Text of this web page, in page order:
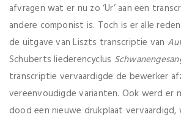
afvragen wat er nu zo ‘Ur’ aan een
andere componist is. Toch is er alle
de uitgave van Liszts transcriptie van
Schuberts liederencyclus
transcriptie vervaardigde de bewerker
vereenvoudigde varianten. Ook werd er
dood een nieuwe drukplaat vervaardigd,